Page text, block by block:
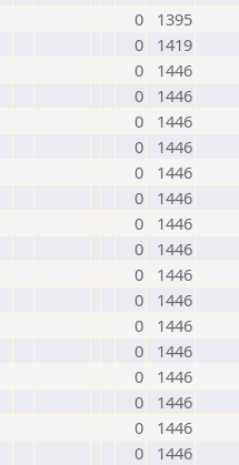
0
1395
0
1419
0
1446
0
1446
0
1446
0
1446
0
1446
0
1446
0
1446
0
1446
0
1446
0
1446
0
1446
0
1446
0
1446
0
1446
0
1446
0
1446